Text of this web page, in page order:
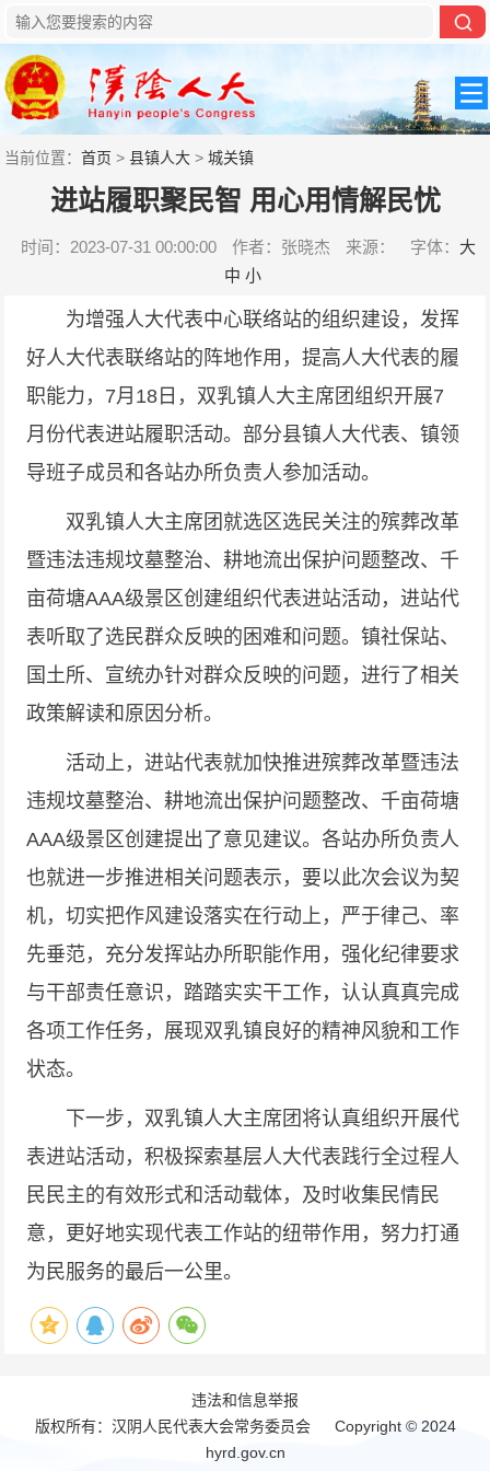
当前位置：首页 >县镇人大 >城关镇
进站履职聚民智 用心用情解民忧
时间：2023-07-31 00:00:00 作者：张晓杰 来源： 字体： 大
中 小
为增强人大代表中心联络站的组织建设，发挥
好人大代表联络站的阵地作用，提高人大代表的履
职能力，7月18日，双乳镇人大主席团组织开展7
月份代表进站履职活动。部分县镇人大代表、镇领
导班子成员和各站办所负责人参加活动。
双乳镇人大主席团就选区选民关注的殡葬改革
暨违法违规坟墓整治、耕地流出保护问题整改、千
亩荷塘AAA级景区创建组织代表进站活动，进站代
表听取了选民群众反映的困难和问题。镇社保站、
国土所、宣统办针对群众反映的问题，进行了相关
政策解读和原因分析。
活动上，进站代表就加快推进殡葬改革暨违法
违规坟墓整治、耕地流出保护问题整改、千亩荷塘
AAA级景区创建提出了意见建议。各站办所负责人
也就进一步推进相关问题表示，要以此次会议为契
机，切实把作风建设落实在行动上，严于律己、率
先垂范，充分发挥站办所职能作用，强化纪律要求
与干部责任意识，踏踏实实干工作，认认真真完成
各项工作任务，展现双乳镇良好的精神风貌和工作
状态。
下一步，双乳镇人大主席团将认真组织开展代
表进站活动，积极探索基层人大代表践行全过程人
民民主的有效形式和活动载体，及时收集民情民
意，更好地实现代表工作站的纽带作用，努力打通
为民服务的最后一公里。
违法和信息举报
版权所有：汉阴人民代表大会常务委员会 Copyright © 2024
hyrd.gov.cn